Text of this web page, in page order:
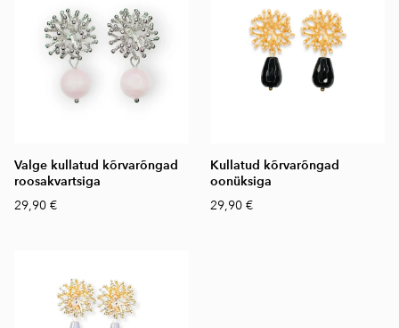
Valge kullatud kõrvarõngad
roosakvartsiga
29,90 €
Kullatud kõrvarõngad
oonüksiga
29,90 €